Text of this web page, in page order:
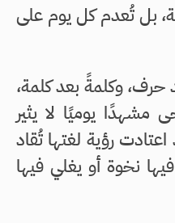
بل تُعدم كل يوم على
حرف، وكلمةً بعد كلمة،
يوميًا لا يثير
رؤية لغتها تُقاد
نخوة أو يغلي فيها